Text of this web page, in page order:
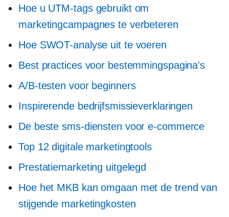
Hoe u UTM-tags gebruikt om
marketingcampagnes te verbeteren
Hoe SWOT-analyse uit te voeren
Best practices voor bestemmingspagina's
A/B-testen voor beginners
Inspirerende bedrijfsmissieverklaringen
De beste sms-diensten voor e-commerce
Top 12 digitale marketingtools
Prestatiemarketing uitgelegd
Hoe het MKB kan omgaan met de trend van
stijgende marketingkosten